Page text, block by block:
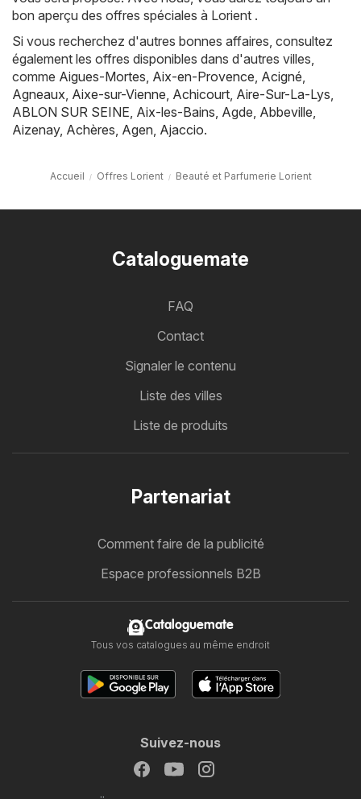
bon aperçu des offres spéciales à Lorient .
Si vous recherchez d'autres bonnes affaires, consultez
également les offres disponibles dans d'autres villes,
comme Aigues-Mortes, Aix-en-Provence, Acigné,
Agneaux, Aixe-sur-Vienne, Achicourt, Aire-Sur-La-Lys,
ABLON SUR SEINE, Aix-les-Bains, Agde, Abbeville,
Aizenay, Achères, Agen, Ajaccio.
Accueil Offres Lorient Beauté et Parfumerie Lorient
Cataloguemate
FAQ
Contact
Signaler le contenu
Liste des villes
Liste de produits
Partenariat
Comment faire de la publicité
Espace professionnels B2B
Cataloguemate
Tous vos catalogues au même endroit
Suivez-nous